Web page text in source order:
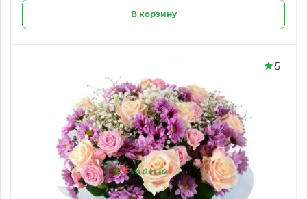
В корзину
5